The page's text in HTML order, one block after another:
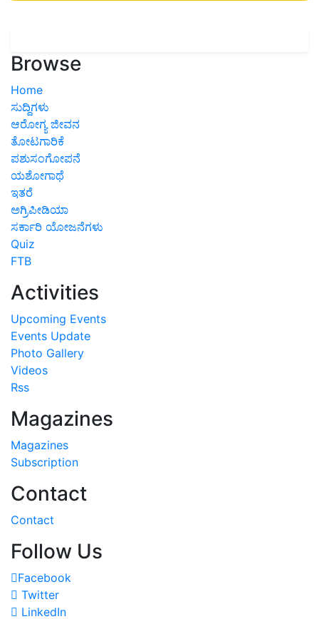
Browse
Home
ಸುದ್ದಿಗಳು
ಆರೋಗ್ಯ ಜೀವನ
ತೋಟಗಾರಿಕೆ
ಪಶುಸಂಗೋಪನೆ
ಯಶೋಗಾಥೆ
ಇತರೆ
ಅಗ್ರಿಪೀಡಿಯಾ
ಸರ್ಕಾರಿ ಯೋಜನೆಗಳು
Quiz
FTB
Activities
Upcoming Events
Events Update
Photo Gallery
Videos
Rss
Magazines
Magazines
Subscription
Contact
Contact
Follow Us
Facebook
Twitter
LinkedIn